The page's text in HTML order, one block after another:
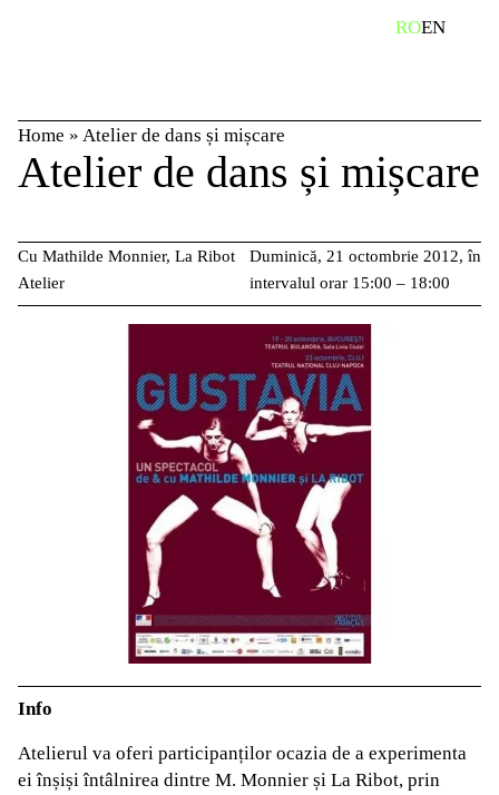
ROEN
Home » Atelier de dans și mișcare
Atelier de dans și mișcare
Cu Mathilde Monnier, La Ribot
Atelier
Duminică, 21 octombrie 2012, în
intervalul orar 15:00 – 18:00
Info
Atelierul va oferi participanților ocazia de a experimenta
ei înșiși întâlnirea dintre M. Monnier și La Ribot, prin